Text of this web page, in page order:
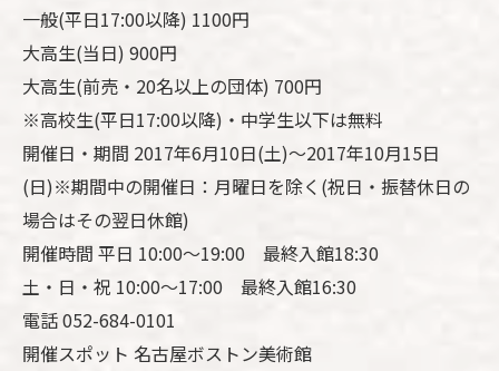
一般(平日17:00以降) 1100円
大高生(当日) 900円
大高生(前売・20名以上の団体) 700円
※高校生(平日17:00以降)・中学生以下は無料
開催日・期間 2017年6月10日(土)～2017年10月15日
(日)※期間中の開催日：月曜日を除く(祝日・振替休日の
場合はその翌日休館)
開催時間 平日 10:00～19:00 最終入館18:30
土・日・祝 10:00～17:00 最終入館16:30
電話 052-684-0101
開催スポット 名古屋ボストン美術館